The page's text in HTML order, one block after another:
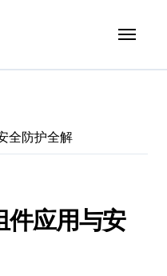
全防护全解
件应用与安